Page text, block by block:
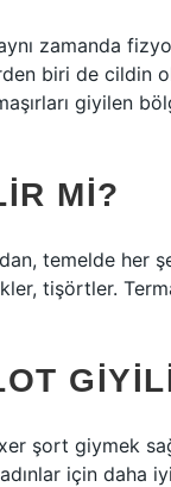
zamanda
biri de cildin
giyilen
MI?
temelde her
tişörtler.
şort giymek
için daha